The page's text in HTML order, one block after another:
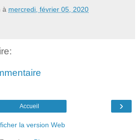
à mercredi, février 05, 2020
›
Accueil
la version Web